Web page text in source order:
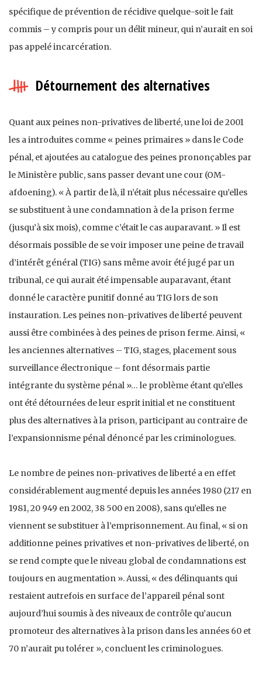
spécifique de prévention de récidive quelque-soit le fait
commis – y compris pour un délit mineur, qui n’aurait en soi
pas appelé incarcération.
Détournement des alternatives
Quant aux peines non-privatives de liberté, une loi de 2001
les a introduites comme « peines primaires » dans le Code
pénal, et ajoutées au catalogue des peines prononçables par
le Ministère public, sans passer devant une cour (OM-
afdoening). « À partir de là, il n’était plus nécessaire qu’elles
se substituent à une condamnation à de la prison ferme
(jusqu’à six mois), comme c’était le cas auparavant. » Il est
désormais possible de se voir imposer une peine de travail
d’intérêt général (TIG) sans même avoir été jugé par un
tribunal, ce qui aurait été impensable auparavant, étant
donné le caractère punitif donné au TIG lors de son
instauration. Les peines non-privatives de liberté peuvent
aussi être combinées à des peines de prison ferme. Ainsi, «
les anciennes alternatives – TIG, stages, placement sous
surveillance électronique – font désormais partie
intégrante du système pénal »… le problème étant qu’elles
ont été détournées de leur esprit initial et ne constituent
plus des alternatives à la prison, participant au contraire de
l’expansionnisme pénal dénoncé par les criminologues.
Le nombre de peines non-privatives de liberté a en effet
considérablement augmenté depuis les années 1980 (217 en
1981, 20 949 en 2002, 38 500 en 2008), sans qu’elles ne
viennent se substituer à l’emprisonnement. Au final, « si on
additionne peines privatives et non-privatives de liberté, on
se rend compte que le niveau global de condamnations est
toujours en augmentation ». Aussi, « des délinquants qui
restaient autrefois en surface de l’appareil pénal sont
aujourd’hui soumis à des niveaux de contrôle qu’aucun
promoteur des alternatives à la prison dans les années 60 et
70 n’aurait pu tolérer », concluent les criminologues.